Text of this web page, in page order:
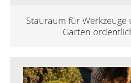
Stauraum für
Garten